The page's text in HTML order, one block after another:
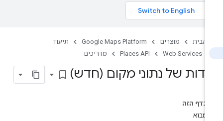
הבית מוצרים Google Maps Platform
תיעוד
Web Services
Places API מדריכים
של נתוני מקום (חדש)bookmark_border
בדף הזה